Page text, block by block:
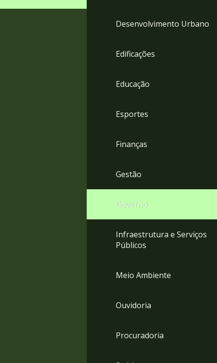
Desenvolvimento Urbano
Edificações
Educação
Esportes
Finanças
Gestão
Governo
Infraestrutura e Serviços
Públicos
Meio Ambiente
Ouvidoria
Procuradoria